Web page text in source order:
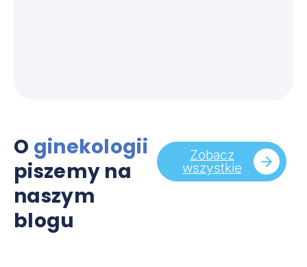
O ginekologii
piszemy na
naszym
blogu
Zobacz
wszystkie